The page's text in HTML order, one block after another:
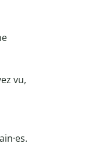
vu,